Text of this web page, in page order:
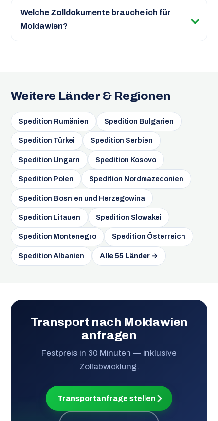
Welche Zolldokumente brauche ich für
Moldawien?
Weitere Länder & Regionen
Spedition Rumänien Spedition Bulgarien
Spedition Türkei Spedition Serbien
Spedition Ungarn Spedition Kosovo
Spedition Polen Spedition Nordmazedonien
Spedition Bosnien und Herzegowina
Spedition Litauen Spedition Slowakei
Spedition Montenegro Spedition Österreich
Spedition Albanien Alle 55 Länder →
Transport nach Moldawien
anfragen
Festpreis in 30 Minuten — inklusive
Zollabwicklung.
Transportanfrage stellen